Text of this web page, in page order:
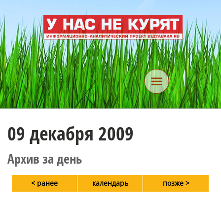
09 декабря 2009
Архив за день
< ранее календарь позже >